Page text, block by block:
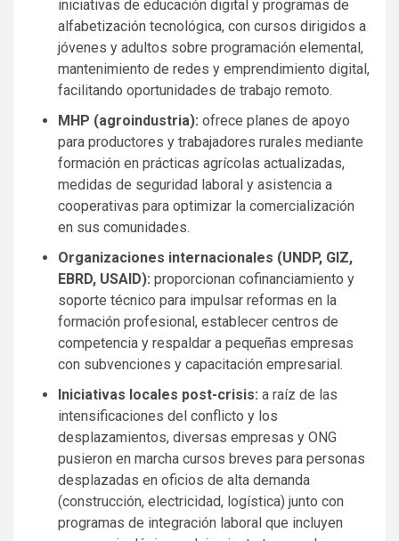
iniciativas de educación digital y programas de
alfabetización tecnológica, con cursos dirigidos a
jóvenes y adultos sobre programación elemental,
mantenimiento de redes y emprendimiento digital,
facilitando oportunidades de trabajo remoto.
MHP (agroindustria): ofrece planes de apoyo
para productores y trabajadores rurales mediante
formación en prácticas agrícolas actualizadas,
medidas de seguridad laboral y asistencia a
cooperativas para optimizar la comercialización
en sus comunidades.
Organizaciones internacionales (UNDP, GIZ,
EBRD, USAID): proporcionan cofinanciamiento y
soporte técnico para impulsar reformas en la
formación profesional, establecer centros de
competencia y respaldar a pequeñas empresas
con subvenciones y capacitación empresarial.
Iniciativas locales post-crisis: a raíz de las
intensificaciones del conflicto y los
desplazamientos, diversas empresas y ONG
pusieron en marcha cursos breves para personas
desplazadas en oficios de alta demanda
(construcción, electricidad, logística) junto con
programas de integración laboral que incluyen